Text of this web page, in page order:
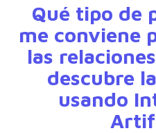
Qué tipo de
me conviene
las
descubre
usando